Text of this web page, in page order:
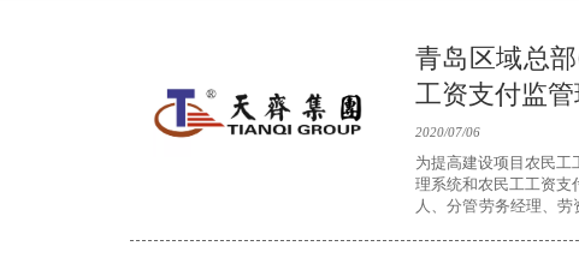
青岛区域总
工资支付监
2020/07/06
为提高建设项目农民
理系统和农民工工资支
人、分管劳务经理、